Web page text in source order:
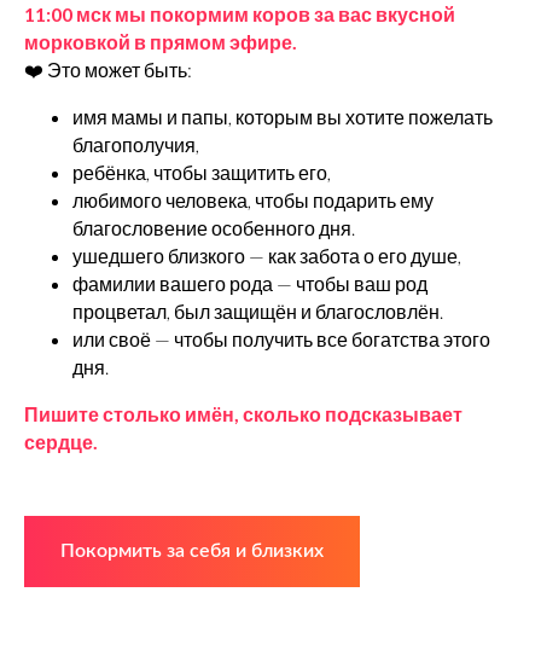
11:00 мск мы покормим коров за вас вкусной
морковкой в прямом эфире.
❤️ Это может быть:
имя мамы и папы, которым вы хотите пожелать
благополучия,
ребёнка, чтобы защитить его,
любимого человека, чтобы подарить ему
благословение особенного дня.
ушедшего близкого — как забота о его душе,
фамилии вашего рода — чтобы ваш род
процветал, был защищён и благословлён.
или своё — чтобы получить все богатства этого
дня.
Пишите столько имён, сколько подсказывает
сердце.
Покормить за себя и близких